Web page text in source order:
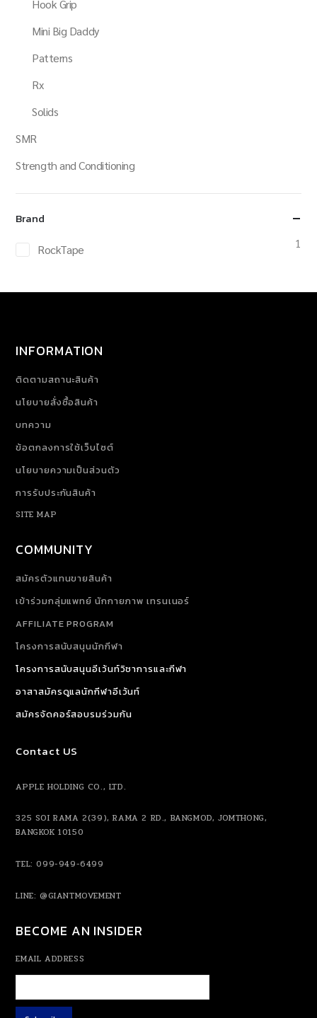
Hook Grip
Mini Big Daddy
Patterns
Rx
Solids
SMR
Strength and Conditioning
Brand
RockTape 1
INFORMATION
ติดตามสถานะสินค้า
นโยบายสั่งซื้อสินค้า
บทความ
ข้อตกลงการใช้เว็บไซต์
นโยบายความเป็นส่วนตัว
การรับประกันสินค้า
SITE MAP
COMMUNITY
สมัครตัวแทนขายสินค้า
เข้าร่วมกลุ่มแพทย์ นักกายภาพ เทรนเนอร์
AFFILIATE PROGRAM
โครงการสนับสนุนนักกีฬา
โครงการสนับสนุนอีเว้นท์วิชาการและกีฬา
อาสาสมัครดูแลนักกีฬาอีเว้นท์
สมัครจัดคอร์สอบรมร่วมกัน
Contact US
APPLE HOLDING CO., LTD.
325 SOI RAMA 2(39), RAMA 2 RD., BANGMOD, JOMTHONG,
BANGKOK 10150
TEL: 099-949-6499
LINE: @GIANTMOVEMENT
BECOME AN INSIDER
EMAIL ADDRESS